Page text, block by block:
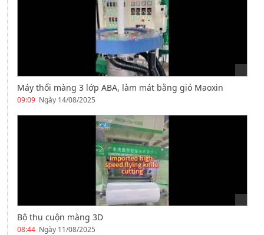
Máy thổi màng 3 lớp ABA, làm mát bằng gió Maoxin
09:09 Ngày 14/08/2025
Bộ thu cuộn màng 3D
08:44 Ngày 11/08/2025